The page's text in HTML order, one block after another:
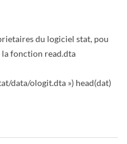
du logiciel stat, pou
fonction read.dta
data/ologit.dta ») head(dat)